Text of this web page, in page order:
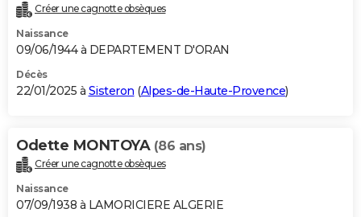
Créer une cagnotte obsèques
Naissance
09/06/1944 à DEPARTEMENT D'ORAN
Décès
22/01/2025 à Sisteron (Alpes-de-Haute-Provence)
Odette MONTOYA (86 ans)
Créer une cagnotte obsèques
Naissance
07/09/1938 à LAMORICIERE ALGERIE